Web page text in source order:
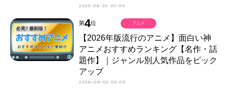
2023-06-20 00:00
第4位
【2026年版流行のアニメ】面白い神
アニメおすすめランキング【名作・話
題作】｜ジャンル別人気作品をピック
アップ
2026-08-02 00:00
アニメ